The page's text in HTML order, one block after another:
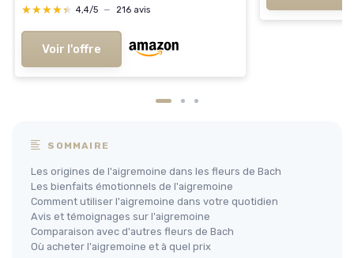
★★★★★
★★★★★ 4,4/5 — 216 avis
Voir l'offre
SOMMAIRE
Les origines de l'aigremoine dans les fleurs de Bach
Les bienfaits émotionnels de l'aigremoine
Comment utiliser l'aigremoine dans votre quotidien
Avis et témoignages sur l'aigremoine
Comparaison avec d'autres fleurs de Bach
Où acheter l'aigremoine et à quel prix